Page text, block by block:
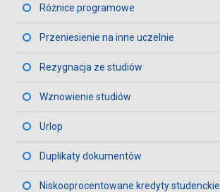
Różnice programowe
Przeniesienie na inne uczelnie
Rezygnacja ze studiów
Wznowienie studiów
Urlop
Duplikaty dokumentów
Niskooprocentowane kredyty studenckie